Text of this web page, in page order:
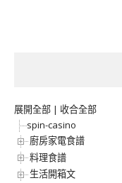
展開全部 | 收合全部
spin-casino
廚房家電食譜
料理食譜
生活開箱文